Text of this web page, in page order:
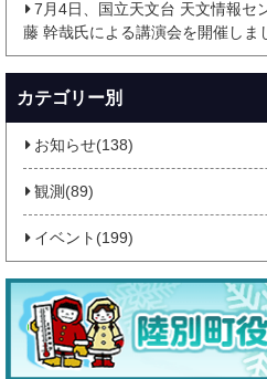
7月4日、国立天文台 天文情報セ
藤 幹哉氏による講演会を開催しま
カテゴリー別
お知らせ(138)
観測(89)
イベント(199)